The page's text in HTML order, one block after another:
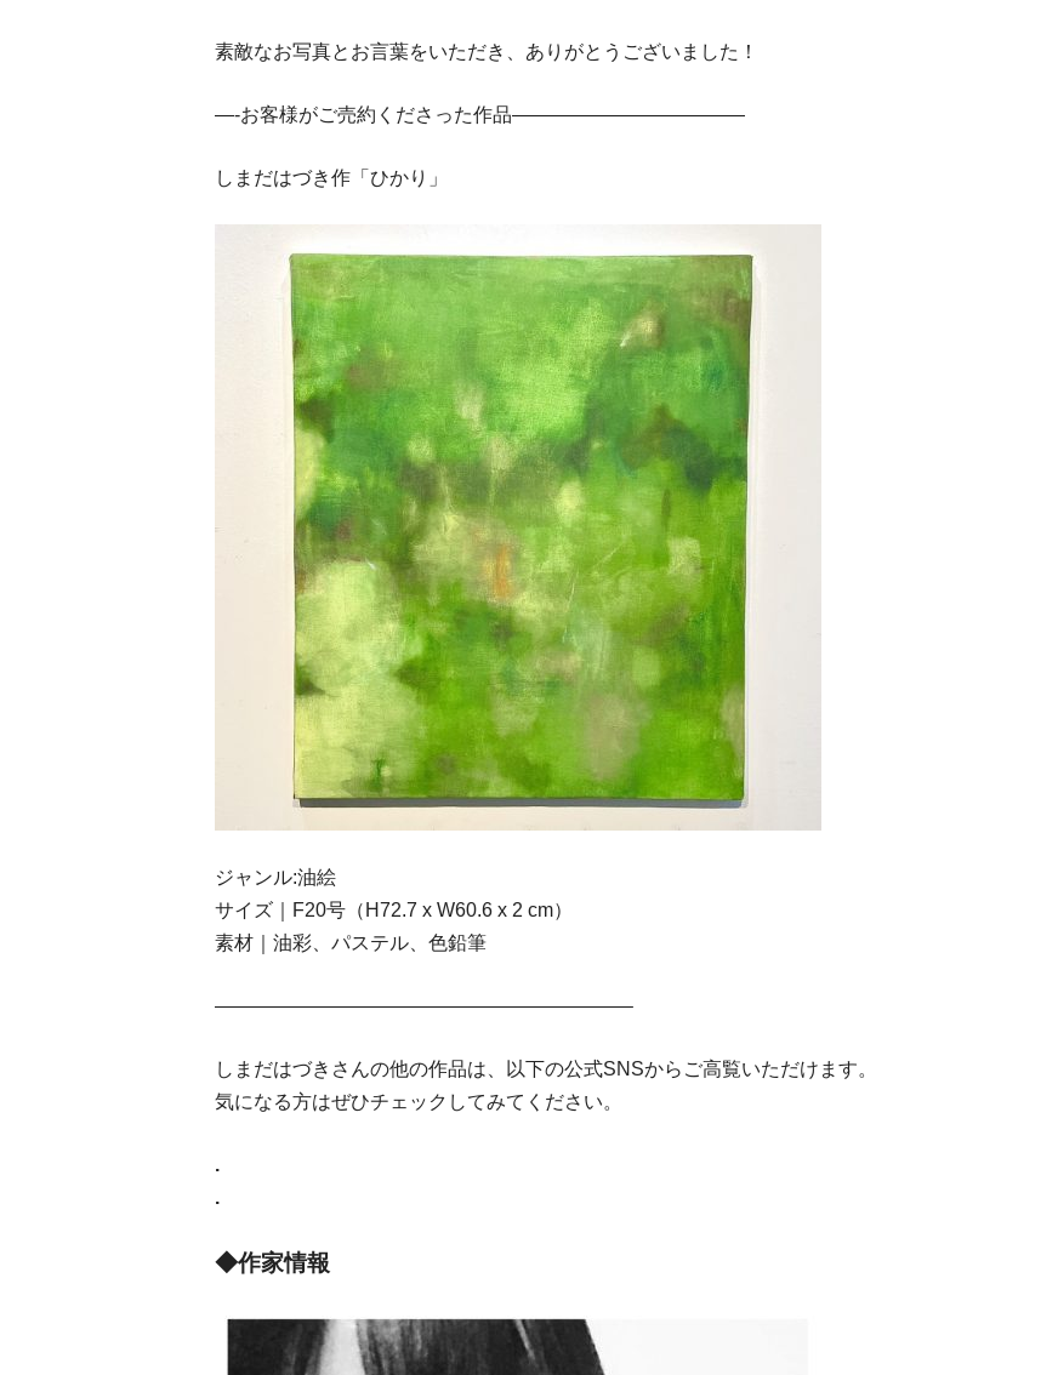
素敵なお写真とお言葉をいただき、ありがとうございました！
—-お客様がご売約くださった作品————————————
しまだはづき作「ひかり」
ジャンル:油絵
サイズ｜F20号（H72.7 x W60.6 x 2 cm）
素材｜油彩、パステル、色鉛筆
—————————————————————–
しまだはづきさんの他の作品は、以下の公式SNSからご高覧いただけます。
気になる方はぜひチェックしてみてください。
.
.
◆作家情報